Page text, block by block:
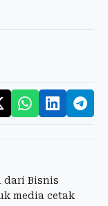
dari Bisnis
media cetak